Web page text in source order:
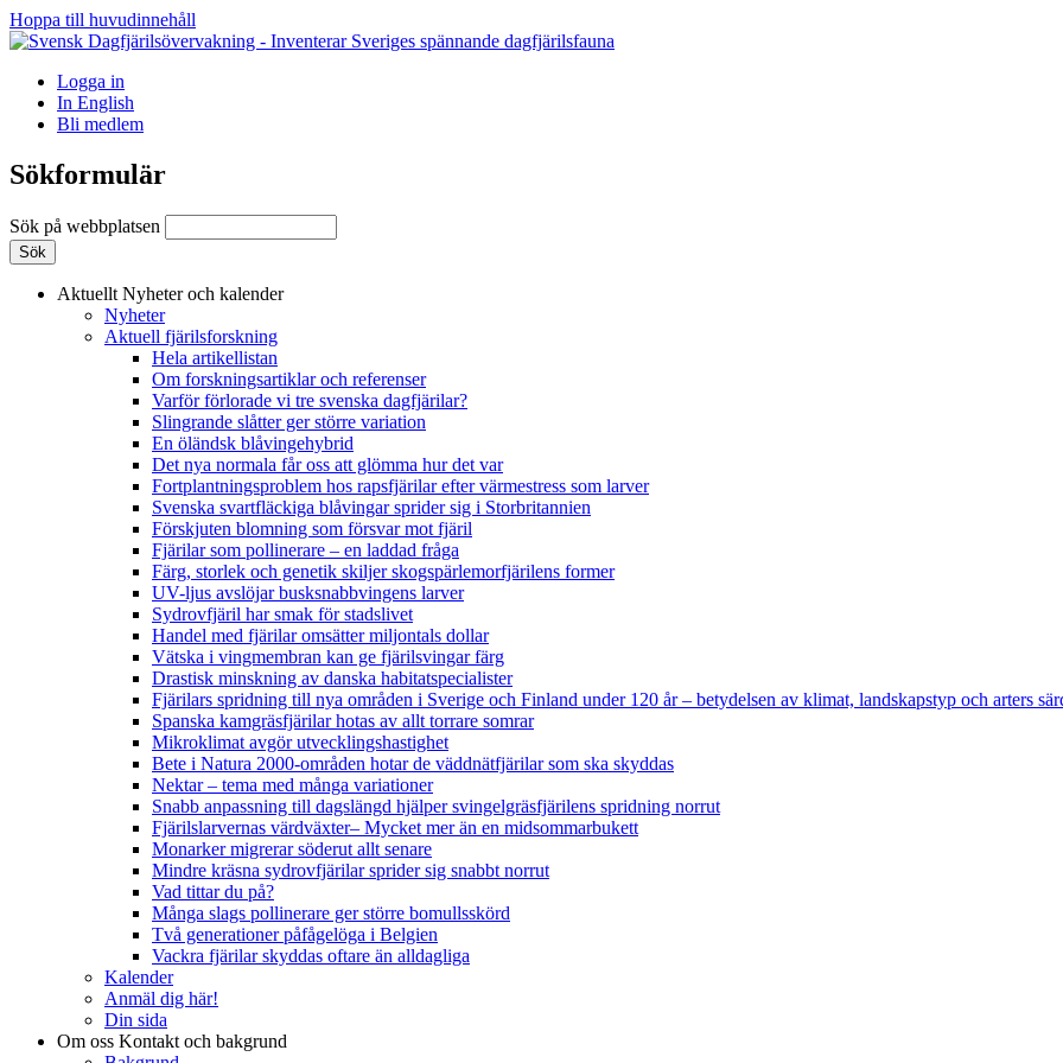
Hoppa till huvudinnehåll
Logga in
In English
Bli medlem
Sökformulär
Sök på webbplatsen
Aktuellt Nyheter och kalender
Nyheter
Aktuell fjärilsforskning
Hela artikellistan
Om forskningsartiklar och referenser
Varför förlorade vi tre svenska dagfjärilar?
Slingrande slåtter ger större variation
En öländsk blåvingehybrid
Det nya normala får oss att glömma hur det var
Fortplantningsproblem hos rapsfjärilar efter värmestress som larver
Svenska svartfläckiga blåvingar sprider sig i Storbritannien
Förskjuten blomning som försvar mot fjäril
Fjärilar som pollinerare – en laddad fråga
Färg, storlek och genetik skiljer skogspärlemorfjärilens former
UV-ljus avslöjar busksnabbvingens larver
Sydrovfjäril har smak för stadslivet
Handel med fjärilar omsätter miljontals dollar
Vätska i vingmembran kan ge fjärilsvingar färg
Drastisk minskning av danska habitatspecialister
Fjärilars spridning till nya områden i Sverige och Finland under 120 år– betydelsen av klimat, landskapstyp och arters
Spanska kamgräsfjärilar hotas av allt torrare somrar
Mikroklimat avgör utvecklingshastighet
Bete i Natura 2000-områden hotar de väddnätfjärilar som ska skyddas
Nektar – tema med många variationer
Snabb anpassning till dagslängd hjälper svingelgräsfjärilens spridning norrut
Fjärilslarvernas värdväxter– Mycket mer än en midsommarbukett
Monarker migrerar söderut allt senare
Mindre kräsna sydrovfjärilar sprider sig snabbt norrut
Vad tittar du på?
Många slags pollinerare ger större bomullsskörd
Två generationer påfågelöga i Belgien
Vackra fjärilar skyddas oftare än alldagliga
Kalender
Anmäl dig här!
Din sida
Om oss Kontakt och bakgrund